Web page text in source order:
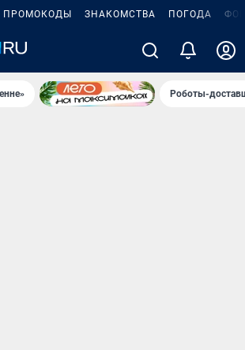
ПРОМОКОДЫ ЗНАКОМСТВА ПОГОДА
Роботы-